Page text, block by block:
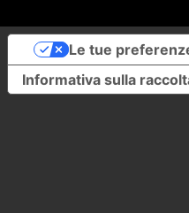
Informativa sulla
Le tue